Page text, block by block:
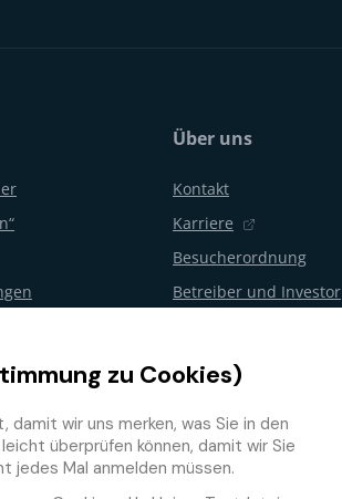
Über uns
Kontakt
Karriere
Besucherordnung
Betreiber und Investor
Partner E-Shop
zu Cookies)
wir uns merken, was Sie in den
überprüfen können, damit wir Sie
jedes Mal anmelden müssen.